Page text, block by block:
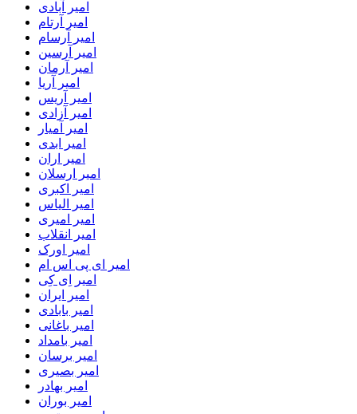
امیر آبادی
امیر آرتام
امیر آرسام
امیر آرسین
امیر آرمان
امیر آریا
امیر آریس
امیر آزادی
امیر آمیار
امیر ابدی
امیر اران
امیر ارسلان
امیر اکبری
امیر الیاس
امیر امیری
امیر انقلاب
امیر اورک
امیر ای پی اس ام
امیر اِی کِی
امیر ایران
امیر بابادی
امیر باغانی
امیر بامداد
امیر برسان
امیر بصیری
امیر بهادر
امیر بوران